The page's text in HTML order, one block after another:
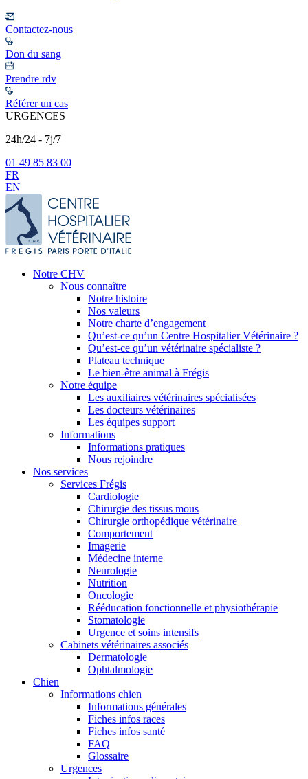
Contactez-nous
Don du sang
Prendre rdv
Référer un cas
URGENCES
24h/24 - 7j/7
01 49 85 83 00
FR
EN
Notre CHV
Nous connaître
Notre histoire
Nos valeurs
Notre charte d’engagement
Qu’est-ce qu’un Centre Hospitalier Vétérinaire ?
Qu’est-ce qu’un vétérinaire spécialiste ?
Plateau technique
Le bien-être animal à Frégis
Notre équipe
Les auxiliaires vétérinaires spécialisées
Les docteurs vétérinaires
Les équipes support
Informations
Informations pratiques
Nous rejoindre
Nos services
Services Frégis
Cardiologie
Chirurgie des tissus mous
Chirurgie orthopédique vétérinaire
Comportement
Imagerie
Médecine interne
Neurologie
Nutrition
Oncologie
Rééducation fonctionnelle et physiothérapie
Stomatologie
Urgence et soins intensifs
Cabinets vétérinaires associés
Dermatologie
Ophtalmologie
Chien
Informations chien
Informations générales
Fiches infos races
Fiches infos santé
FAQ
Glossaire
Urgences